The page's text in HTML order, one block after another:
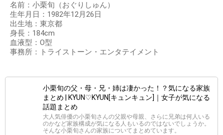
名前：小栗旬（おぐりしゅん）
生年月日：1982年12月26日
出生地：東京都
身長：184cm
血液型：O型
事務所：トライストーン・エンタテイメント
小栗旬の父・母・兄・姉は凄かった！？気になる家族
まとめ | KYUN♡KYUN[キュンキュン]｜女子が気になる
話題まとめ
大人気俳優の小栗旬さんの父親や母親、さらに兄弟は何人いる
のかなど家族構成が気になる人もいるのではないでしょうか。
そんな小栗旬さんの家族についてまとめています。